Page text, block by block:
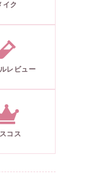
イク
レビュー
コス